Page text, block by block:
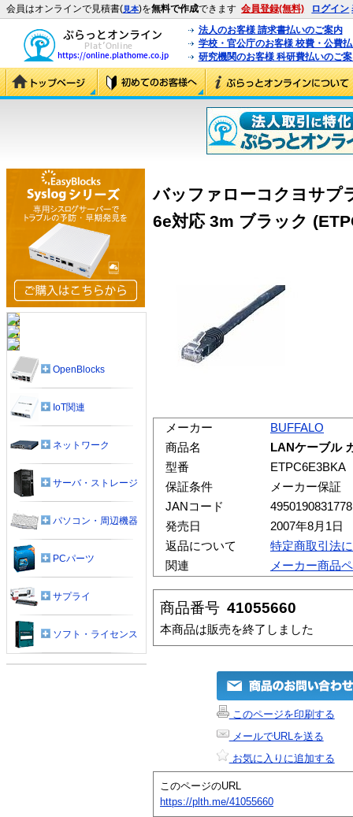
会員はオンラインで見積書(見本)を無料で作成できます 会員登録(無料) ログイン
法人のお客様 請求書払いのご案内
学校・官公庁のお客様 校費・公費
研究機関のお客様 科研費払いのご
バッファローコクヨサプ
6e対応 3m ブラック
メーカー
BUFFALO
商品名
LANケーブル
型番
ETPC6E3BKA
保証条件
メーカー保証
JANコード
4950190831778
発売日
2007年8月1日
返品について
特定商取引法
関連
メーカー商品
商品番号 41055660
本商品は販売を終了しました
このページを印刷する
メールでURLを送る
お気に入りに追加する
このページのURL
https://plth.me/41055660
OpenBlocks
IoT関連
ネットワーク
サーバ・ストレージ
パソコン・周辺機器
PCパーツ
サプライ
ソフト・ライセンス